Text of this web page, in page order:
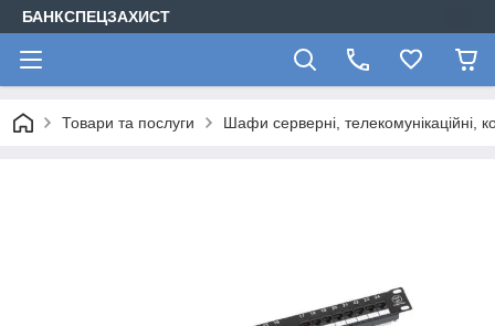
БАНКСПЕЦЗАХИСТ
Товари та послуги Шафи серверні, телекомунікаційні,